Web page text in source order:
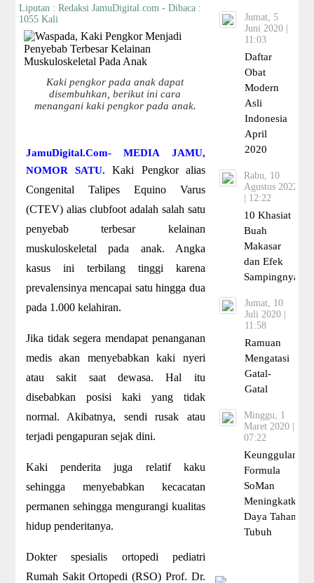
Liputan : Redaksi JamuDigital.com - Dibaca :
1055 Kali
Kaki pengkor pada anak dapat
disembuhkan, berikut ini cara
menangani kaki pengkor pada anak.
JamuDigital.Com- MEDIA JAMU,
NOMOR SATU.
Kaki Pengkor alias
Congenital Talipes Equino Varus
(CTEV) alias clubfoot adalah salah satu
penyebab terbesar kelainan
muskuloskeletal pada anak. Angka
kasus ini terbilang tinggi karena
prevalensinya mencapai satu hingga dua
pada 1.000 kelahiran.
Jika tidak segera mendapat penanganan
medis akan menyebabkan kaki nyeri
atau sakit saat dewasa. Hal itu
disebabkan posisi kaki yang tidak
normal. Akibatnya, sendi rusak atau
terjadi pengapuran sejak dini.
Kaki penderita juga relatif kaku
sehingga menyebabkan kecacatan
permanen sehingga mengurangi kualitas
hidup penderitanya.
Dokter spesialis ortopedi pediatri
Rumah Sakit Ortopedi (RSO) Prof. Dr.
Jumat, 5
Juni 2020 |
11:03
Daftar
Obat
Modern
Asli
Indonesia
April
2020
Rabu, 10
Agustus 2022
| 12:22
10 Khasiat
Buah
Makasar
dan Efek
Sampingnya
Jumat, 10
Juli 2020 |
11:58
Ramuan
Mengatasi
Gatal-
Gatal
Minggu, 1
Maret 2020 |
07:22
Keunggulan
Formula
SoMan
Meningkatkan
Daya Tahan
Tubuh